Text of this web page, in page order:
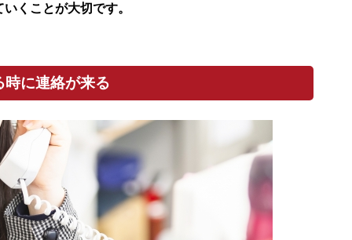
くことが大切です。
に連絡が来る